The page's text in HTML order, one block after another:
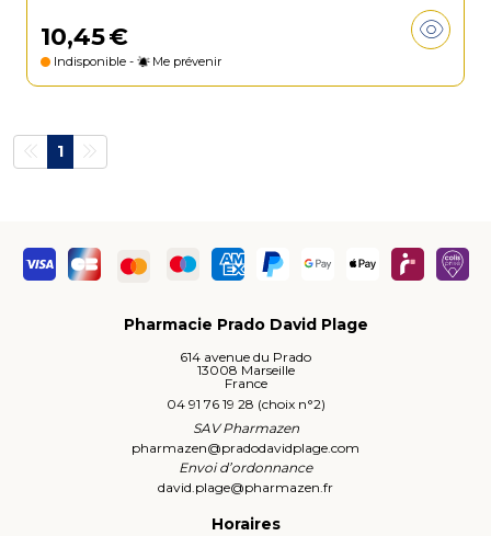
10,45€
Indisponible - Me prévenir
1
Pharmacie Prado David Plage
614 avenue du Prado
13008 Marseille
France
04 91 76 19 28 (choix n°2)
SAV Pharmazen
pharmazen@pradodavidplage.com
Envoi d’ordonnance
david.plage@pharmazen.fr
Horaires